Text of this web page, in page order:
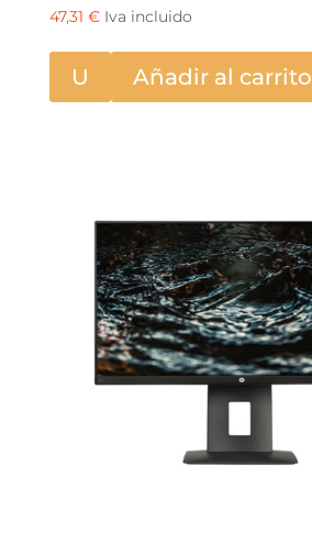
47,31 € Iva incluido
U Añadir al carrito